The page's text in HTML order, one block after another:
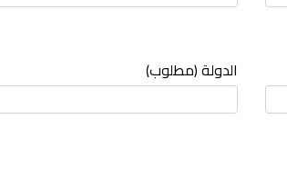
الدولة (مطلوب)